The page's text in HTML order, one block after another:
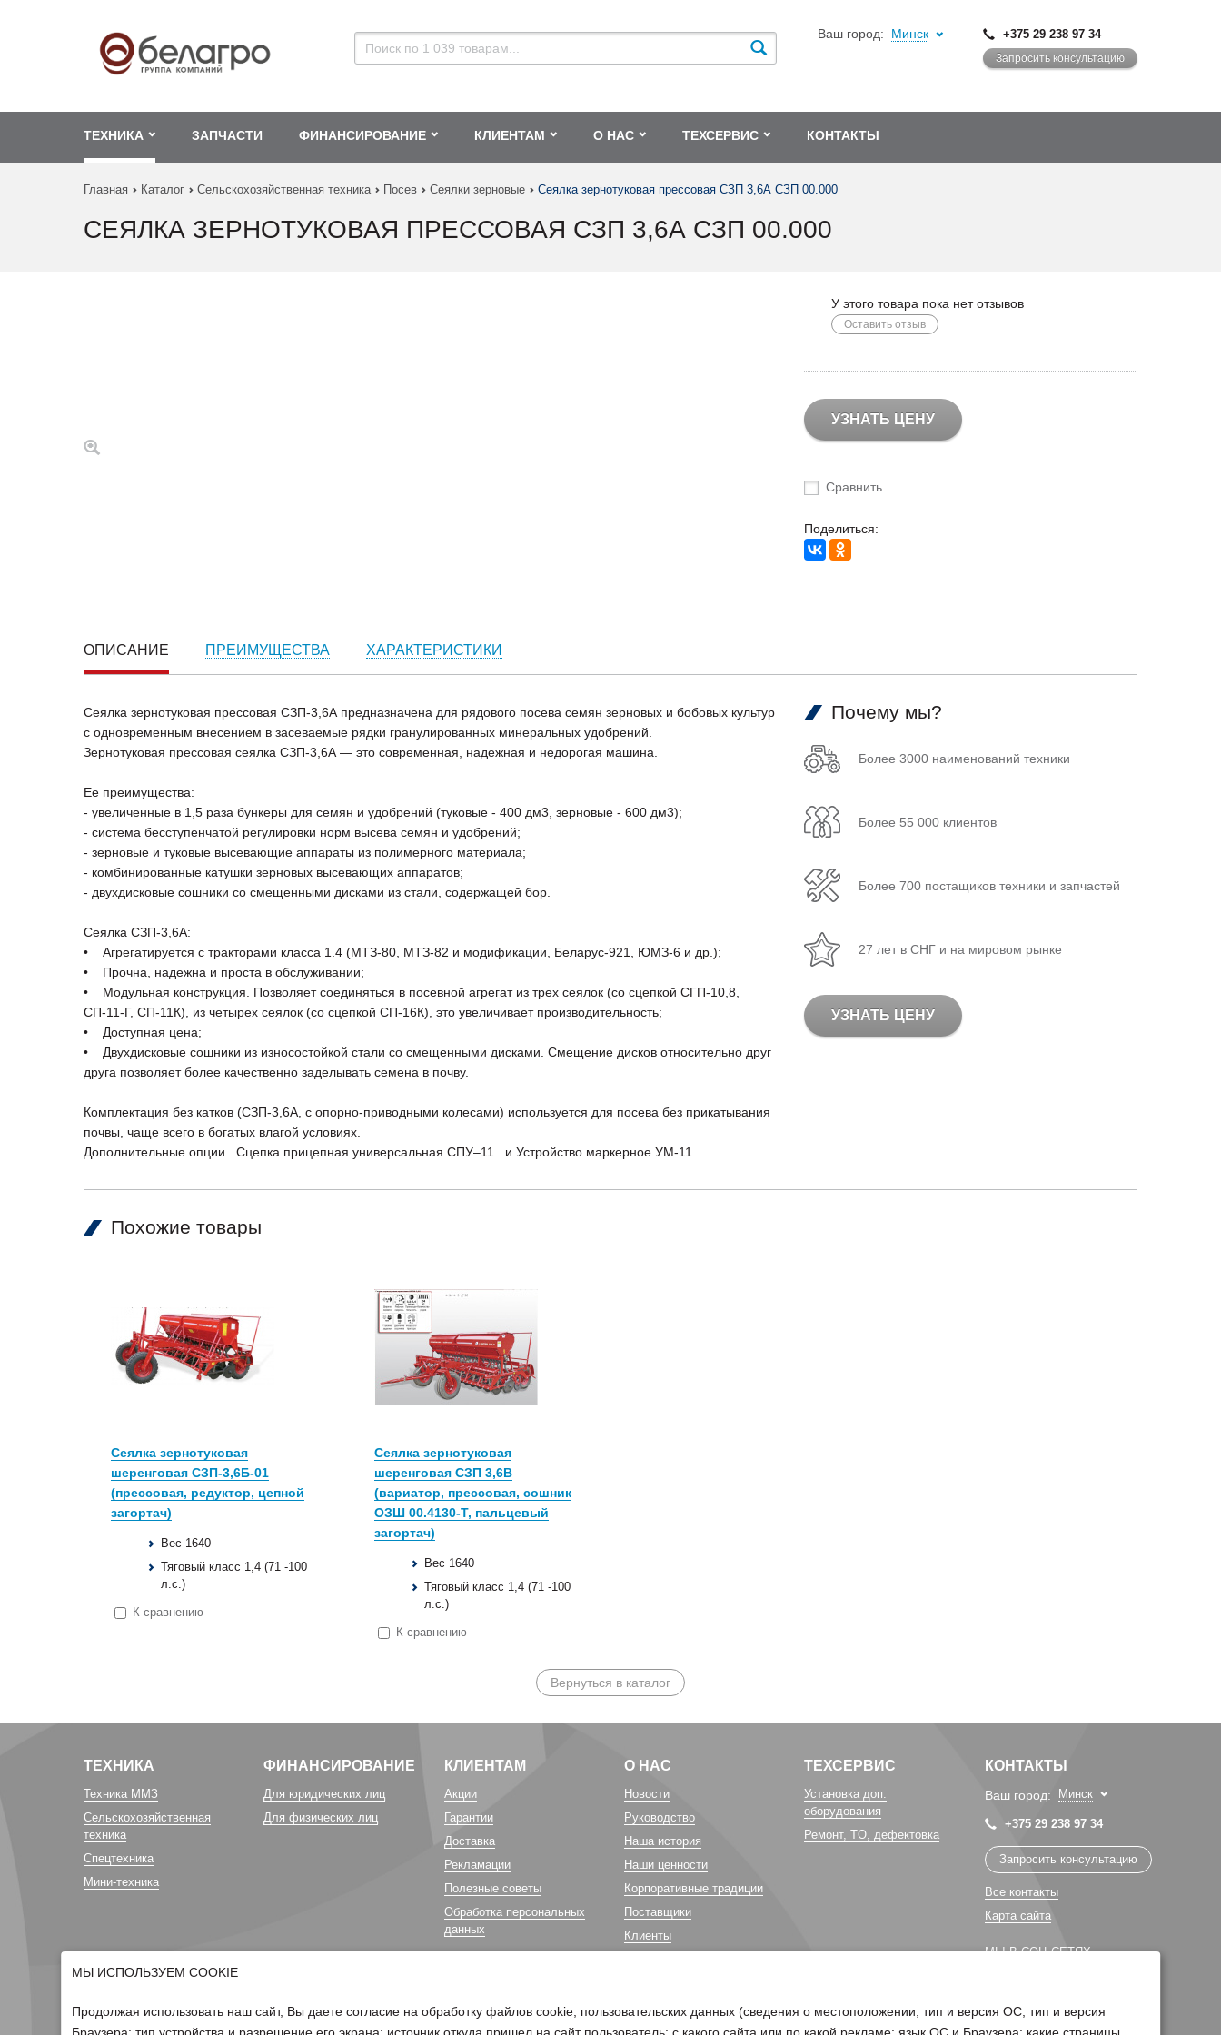
Ваш город: Минск +375 29 238 97 34
Запросить консультацию
ТЕХНИКА ЗАПЧАСТИ ФИНАНСИРОВАНИЕ КЛИЕНТАМ О НАС ТЕХСЕРВИС КОНТАКТЫ
Главная Каталог Сельскохозяйственная техника Посев Сеялки зерновые Сеялка зернотуковая прессовая СЗП 3,6А СЗП 00.000
СЕЯЛКА ЗЕРНОТУКОВАЯ ПРЕССОВАЯ СЗП 3,6А СЗП 00.000
У этого товара пока нет отзывов
Оставить отзыв
УЗНАТЬ ЦЕНУ
Сравнить
Поделиться:
ОПИСАНИЕ ПРЕИМУЩЕСТВА ХАРАКТЕРИСТИКИ
Сеялка зернотуковая прессовая СЗП-3,6А предназначена для рядового посева семян зерновых и бобовых культур
с одновременным внесением в засеваемые рядки гранулированных минеральных удобрений.
Зернотуковая прессовая сеялка СЗП-3,6А — это современная, надежная и недорогая машина.
Ее преимущества:
- увеличенные в 1,5 раза бункеры для семян и удобрений (туковые - 400 дм3, зерновые - 600 дм3);
- система бесступенчатой регулировки норм высева семян и удобрений;
- зерновые и туковые высевающие аппараты из полимерного материала;
- комбинированные катушки зерновых высевающих аппаратов;
- двухдисковые сошники со смещенными дисками из стали, содержащей бор.
Сеялка СЗП-3,6А:
• Агрегатируется с тракторами класса 1.4 (МТЗ-80, МТЗ-82 и модификации, Беларус-921, ЮМЗ-6 и др.);
• Прочна, надежна и проста в обслуживании;
• Модульная конструкция. Позволяет соединяться в посевной агрегат из трех сеялок (со сцепкой СГП-10,8,
СП-11-Г, СП-11К), из четырех сеялок (со сцепкой СП-16К), это увеличивает производительность;
• Доступная цена;
• Двухдисковые сошники из износостойкой стали со смещенными дисками. Смещение дисков относительно друг
друга позволяет более качественно заделывать семена в почву.
Комплектация без катков (СЗП-3,6А, с опорно-приводными колесами) используется для посева без прикатывания
почвы, чаще всего в богатых влагой условиях.
Дополнительные опции . Сцепка прицепная универсальная СПУ–11 и Устройство маркерное УМ-11
Почему мы?
Более 3000 наименований техники
Более 55 000 клиентов
Более 700 постащиков техники и запчастей
27 лет в СНГ и на мировом рынке
УЗНАТЬ ЦЕНУ
Похожие товары
Сеялка зернотуковая
шеренговая СЗП-3,6Б-01
(прессовая, редуктор, цепной
загортач)
Вес 1640
Тяговый класс 1,4 (71 -100
л.с.)
К сравнению
Сеялка зернотуковая
шеренговая СЗП 3,6В
(вариатор, прессовая, сошник
ОЗШ 00.4130-Т, пальцевый
загортач)
Вес 1640
Тяговый класс 1,4 (71 -100
л.с.)
К сравнению
Вернуться в каталог
ТЕХНИКА
Техника ММЗ
Сельскохозяйственная
техника
Спецтехника
Мини-техника
ФИНАНСИРОВАНИЕ
Для юридических лиц
Для физических лиц
КЛИЕНТАМ
Акции
Гарантии
Доставка
Рекламации
Полезные советы
Обработка персональных
данных
О НАС
Новости
Руководство
Наша история
Наши ценности
Корпоративные традиции
Поставщики
Клиенты
ТЕХСЕРВИС
Установка доп.
оборудования
Ремонт, TO, дефектовка
КОНТАКТЫ
Ваш город: Минск
+375 29 238 97 34
Запросить консультацию
Все контакты
Карта сайта
МЫ В СОЦ СЕТЯХ
МЫ ИСПОЛЬЗУЕМ COOKIE
Продолжая использовать наш сайт, Вы даете согласие на обработку файлов cookie, пользовательских данных (сведения о местоположении; тип и версия ОС; тип и версия